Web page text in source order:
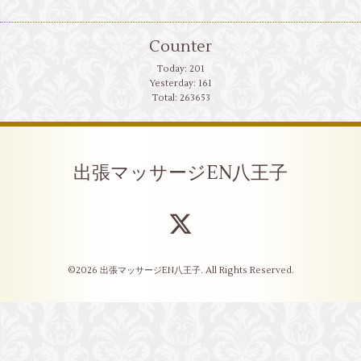
Counter
Today: 201
Yesterday: 161
Total: 263653
出張マッサージEN八王子
©2026 出張マッサージEN八王子. All Rights Reserved.